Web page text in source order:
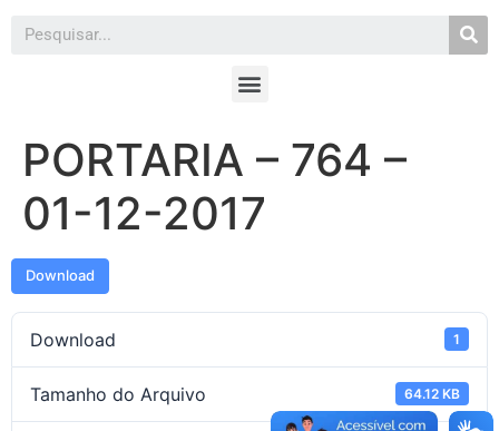
PORTARIA – 764 –
01-12-2017
Download
Download 1
Tamanho do Arquivo 64.12 KB